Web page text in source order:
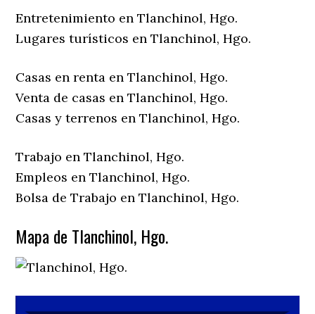
Entretenimiento en Tlanchinol, Hgo.
Lugares turísticos en Tlanchinol, Hgo.
Casas en renta en Tlanchinol, Hgo.
Venta de casas en Tlanchinol, Hgo.
Casas y terrenos en Tlanchinol, Hgo.
Trabajo en Tlanchinol, Hgo.
Empleos en Tlanchinol, Hgo.
Bolsa de Trabajo en Tlanchinol, Hgo.
Mapa de Tlanchinol, Hgo.